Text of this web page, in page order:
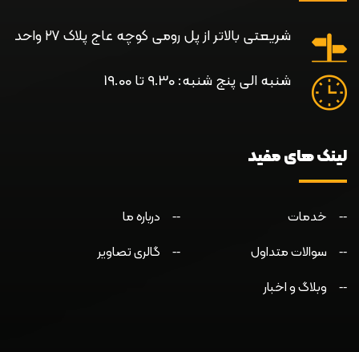
شریعتی بالاتر از پل رومی کوچه عاج پلاک ۲۷ واحد
شنبه الی پنج شنبه: 9.30 تا 19.00
لینک های مفید
خدمات
درباره ما
سوالات متداول
گالری تصاویر
وبلاگ و اخبار